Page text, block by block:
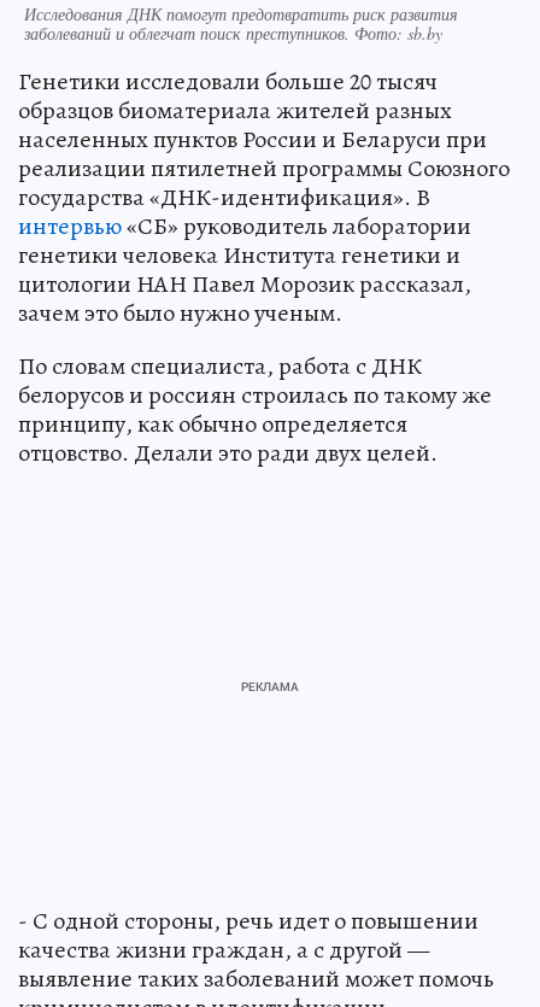
Исследования ДНК помогут предотвратить риск развития
заболеваний и облегчат поиск преступников. Фото: sb.by
Генетики исследовали больше 20 тысяч
образцов биоматериала жителей разных
населенных пунктов России и Беларуси при
реализации пятилетней программы Союзного
государства «ДНК-идентификация». В
интервью«СБ» руководитель лаборатории
генетики человека Института генетики и
цитологии НАН Павел Морозик рассказал,
зачем это было нужно ученым.
По словам специалиста, работа с ДНК
белорусов и россиян строилась по такому же
принципу, как обычно определяется
отцовство. Делали это ради двух целей.
- С одной стороны, речь идет о повышении
качества жизни граждан, а с другой —
выявление таких заболеваний может помочь